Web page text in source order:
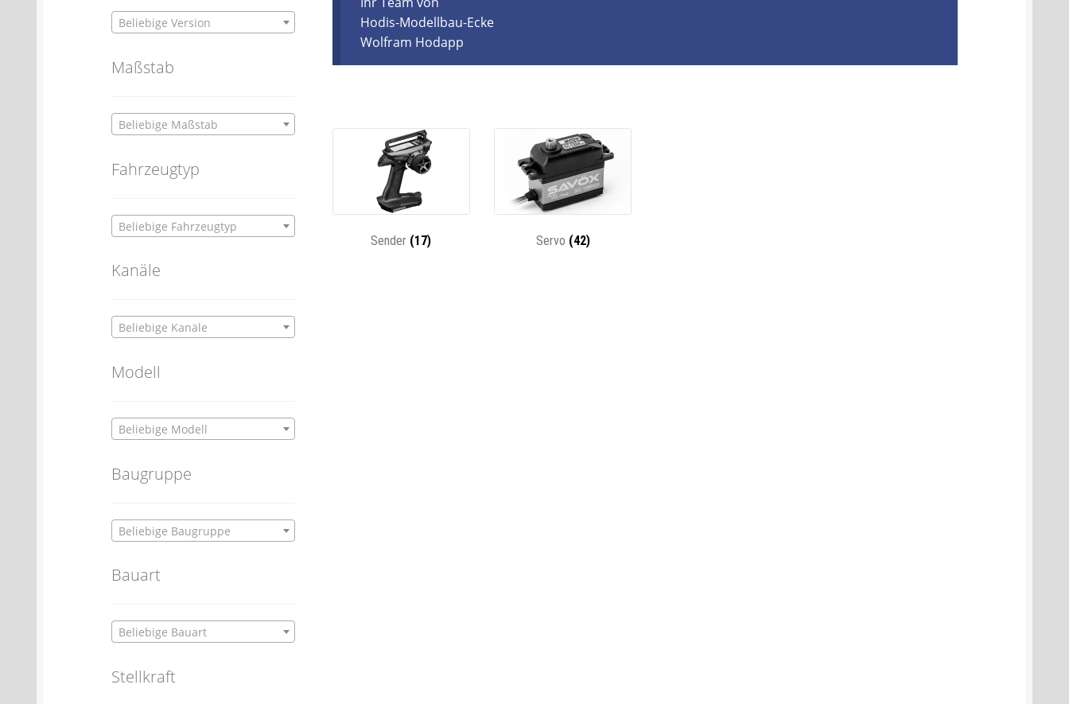
Hodis-Modellbau-Ecke
Wolfram Hodapp
Sender (17) Servo (42)
Beliebige Version
Maßstab
Beliebige Maßstab
Fahrzeugtyp
Beliebige Fahrzeugtyp
Kanäle
Beliebige Kanäle
Modell
Beliebige Modell
Baugruppe
Beliebige Baugruppe
Bauart
Beliebige Bauart
Stellkraft